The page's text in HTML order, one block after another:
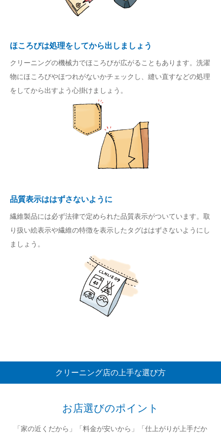
ほころびは処理をしてから出しましょう
クリーニングの機械力でほころびが広がることもあります。洗濯
物にほころびやほつれがないかチェックし、縫い直すなどの処理
をしてから出すよう心掛けましょう。
品質表示ははずさないように
繊維製品には必ず法律で定められた品質表示がついています。取
り扱い絵表示や繊維の特徴を表示したタグははずさないようにし
ましょう。
クリーニング店の上手な選び方
お店選びのポイント
「家の近くだから」「料金が安いから」「仕上がりが上手だか